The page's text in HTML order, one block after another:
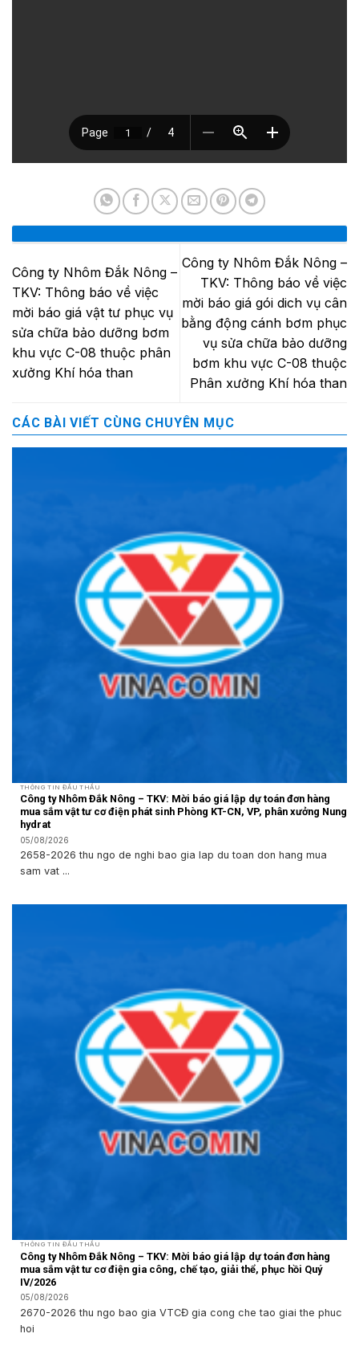
Công ty Nhôm Đắk Nông –
TKV: Thông báo về việc
mời báo giá vật tư phục vụ
sửa chữa bảo dưỡng bơm
khu vực C-08 thuộc phân
xưởng Khí hóa than
Công ty Nhôm Đắk Nông –
TKV: Thông báo về việc
mời báo giá gói dich vụ cân
bằng động cánh bơm phục
vụ sửa chữa bảo dưỡng
bơm khu vực C-08 thuộc
Phân xưởng Khí hóa than
CÁC BÀI VIẾT CÙNG CHUYÊN MỤC
THÔNG TIN ĐẤU THẦU
Công ty Nhôm Đắk Nông – TKV: Mời báo giá lập dự toán đơn hàng
mua sắm vật tư cơ điện phát sinh Phòng KT-CN, VP, phân xưởng Nung
hydrat
05/08/2026
2658-2026 thu ngo de nghi bao gia lap du toan don hang mua
sam vat ...
THÔNG TIN ĐẤU THẦU
Công ty Nhôm Đắk Nông – TKV: Mời báo giá lập dự toán đơn hàng
mua sắm vật tư cơ điện gia công, chế tạo, giải thể, phục hồi Quý
IV/2026
05/08/2026
2670-2026 thu ngo bao gia VTCĐ gia cong che tao giai the phuc
hoi